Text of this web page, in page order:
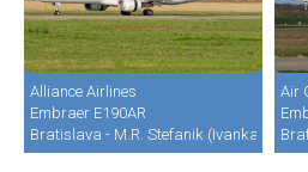
Alliance Airlines
Embraer E190AR
Bratislava - M.R. Stefanik (Ivanka) (BTS
Air